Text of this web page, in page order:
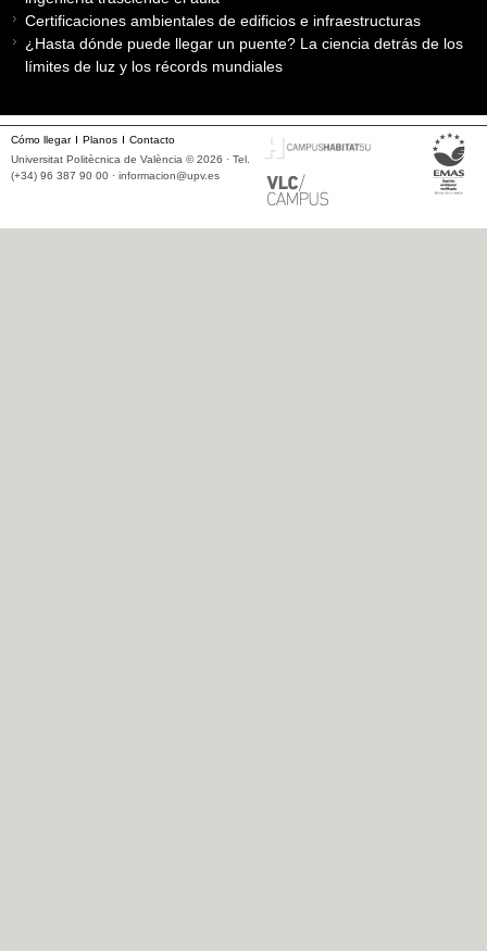
Certificaciones ambientales de edificios e infraestructuras
¿Hasta dónde puede llegar un puente? La ciencia detrás de los
límites de luz y los récords mundiales
Cómo llegar Planos
Contacto
Universitat Politècnica de València © 2026 · Tel.
(+34) 96 387 90 00 · informacion@upv.es